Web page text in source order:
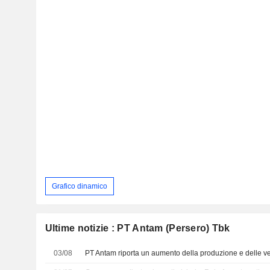
Grafico dinamico
Ultime notizie : PT Antam (Persero) Tbk
03/08